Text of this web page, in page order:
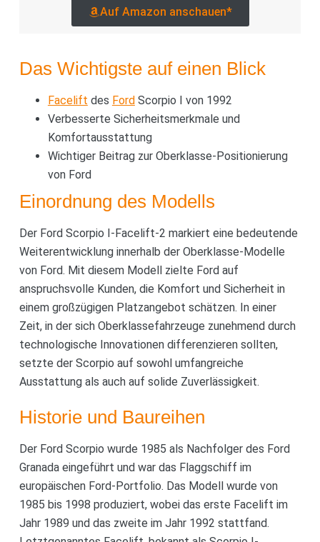
Auf Amazon anschauen*
Das Wichtigste auf einen Blick
Facelift des FordScorpio I von 1992
Verbesserte Sicherheitsmerkmale und
Komfortausstattung
Wichtiger Beitrag zur Oberklasse-Positionierung
von Ford
Einordnung des Modells
Der Ford Scorpio I-Facelift-2 markiert eine bedeutende
Weiterentwicklung innerhalb der Oberklasse-Modelle
von Ford. Mit diesem Modell zielte Ford auf
anspruchsvolle Kunden, die Komfort und Sicherheit in
einem großzügigen Platzangebot schätzen. In einer
Zeit, in der sich Oberklassefahrzeuge zunehmend durch
technologische Innovationen differenzieren sollten,
setzte der Scorpio auf sowohl umfangreiche
Ausstattung als auch auf solide Zuverlässigkeit.
Historie und Baureihen
Der Ford Scorpio wurde 1985 als Nachfolger des Ford
Granada eingeführt und war das Flaggschiff im
europäischen Ford-Portfolio. Das Modell wurde von
1985 bis 1998 produziert, wobei das erste Facelift im
Jahr 1989 und das zweite im Jahr 1992 stattfand.